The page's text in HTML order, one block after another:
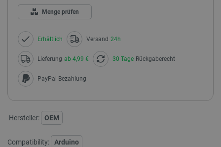
Menge prüfen
Erhältlich Versand 24h
Lieferung ab 4,99 € 30 Tage Rückgaberecht
PayPal Bezahlung
Hersteller: OEM
Compatibility: Arduino